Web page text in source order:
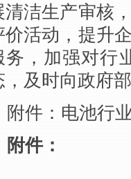
清洁生产审核
价活动，提升
务，加强对行
，及时向政府
附件：电池行
附件：